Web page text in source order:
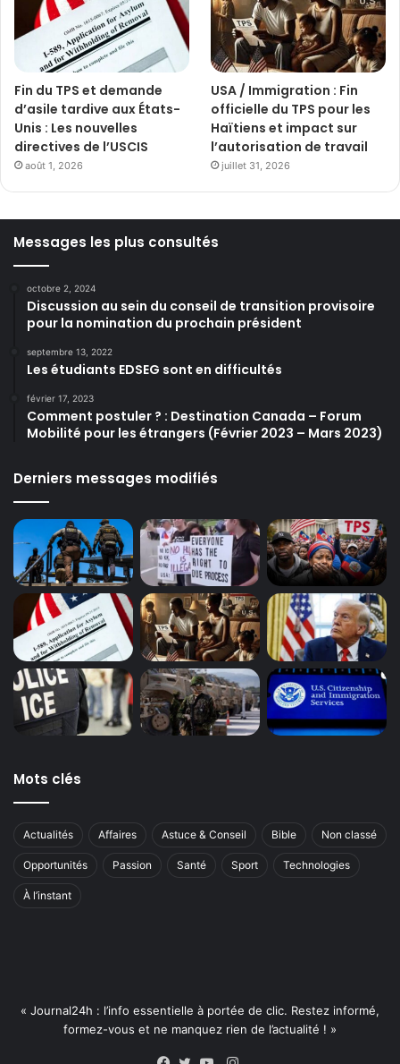
Fin du TPS et demande
d’asile tardive aux États-
Unis : Les nouvelles
directives de l’USCIS
août 1, 2026
USA / Immigration : Fin
officielle du TPS pour les
Haïtiens et impact sur
l’autorisation de travail
juillet 31, 2026
Messages les plus consultés
octobre 2, 2024
Discussion au sein du conseil de transition provisoire
pour la nomination du prochain président
septembre 13, 2022
Les étudiants EDSEG sont en difficultés
février 17, 2023
Comment postuler ? : Destination Canada – Forum
Mobilité pour les étrangers (Février 2023 – Mars 2023)
Derniers messages modifiés
Mots clés
Actualités Affaires Astuce & Conseil Bible Non classé
Opportunités Passion Santé Sport Technologies
À l’instant
« Journal24h : l’info essentielle à portée de clic. Restez informé,
formez-vous et ne manquez rien de l’actualité ! »